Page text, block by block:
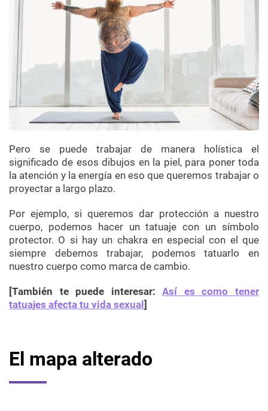
Pero se puede trabajar de manera holística el
significado de esos dibujos en la piel, para poner toda
la atención y la energía en eso que queremos trabajar o
proyectar a largo plazo.
Por ejemplo, si queremos dar protección a nuestro
cuerpo, podemos hacer un tatuaje con un símbolo
protector. O si hay un chakra en especial con el que
siempre debemos trabajar, podemos tatuarlo en
nuestro cuerpo como marca de cambio.
[También te puede interesar:Así es como tener
tatuajes afecta tu vida sexual]
El mapa alterado